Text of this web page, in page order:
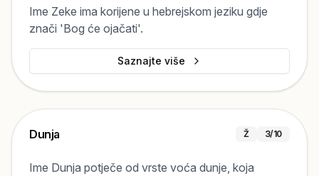
Ime Zeke ima korijene u hebrejskom jeziku gdje
znači 'Bog će ojačati'.
Saznajte više
Dunja Ž 3/10
Ime Dunja potječe od vrste voća dunje, koja